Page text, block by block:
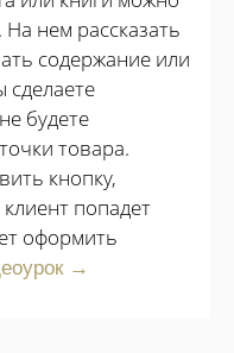
нем рассказать
содержание или
сделаете
будете
товара.
кнопку,
попадет
оформить
→